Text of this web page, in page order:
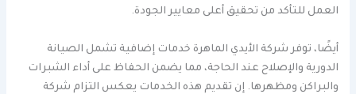
العمل للتأكد من تحقيق أعلى معايير الجودة.
أيضًا، توفر شركة الأيدي الماهرة خدمات إضافية تشمل الصيانة
الدورية والإصلاح عند الحاجة، مما يضمن الحفاظ على أداء الشبرات
والبراكن ومظهرها. إن تقديم هذه الخدمات يعكس التزام شركة